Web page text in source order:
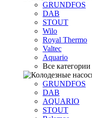
GRUNDFOS
DAB
STOUT
Wilo
Royal Thermo
Valtec
Aquario
Все
GRUNDFOS
DAB
AQUARIO
STOUT